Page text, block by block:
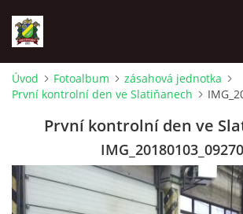
ÚVOD
ZÁSAHOVÁ JEDNOTKA
Úvod Fotoalbum
zásahová jednotka
První kontrolní den ve Slatiňanech
První kontrolní den ve